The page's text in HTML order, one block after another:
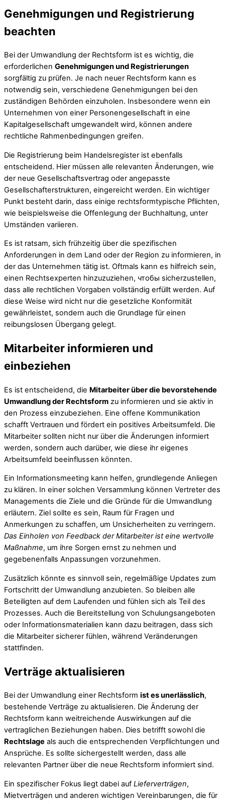
Genehmigungen und Registrierung
beachten
Bei der Umwandlung der Rechtsform ist es wichtig, die
erforderlichen Genehmigungen und Registrierungen
sorgfältig zu prüfen. Je nach neuer Rechtsform kann es
notwendig sein, verschiedene Genehmigungen bei den
zuständigen Behörden einzuholen. Insbesondere wenn ein
Unternehmen von einer Personengesellschaft in eine
Kapitalgesellschaft umgewandelt wird, können andere
rechtliche Rahmenbedingungen greifen.
Die Registrierung beim Handelsregister ist ebenfalls
entscheidend. Hier müssen alle relevanten Änderungen, wie
der neue Gesellschaftsvertrag oder angepasste
Gesellschafterstrukturen, eingereicht werden. Ein wichtiger
Punkt besteht darin, dass einige rechtsformtypische Pflichten,
wie beispielsweise die Offenlegung der Buchhaltung, unter
Umständen variieren.
Es ist ratsam, sich frühzeitig über die spezifischen
Anforderungen in dem Land oder der Region zu informieren, in
der das Unternehmen tätig ist. Oftmals kann es hilfreich sein,
einen Rechtsexperten hinzuzuziehen, чтобы sicherzustellen,
dass alle rechtlichen Vorgaben vollständig erfüllt werden. Auf
diese Weise wird nicht nur die gesetzliche Konformität
gewährleistet, sondern auch die Grundlage für einen
reibungslosen Übergang gelegt.
Mitarbeiter informieren und
einbeziehen
Es ist entscheidend, die Mitarbeiter über die bevorstehende
Umwandlung der Rechtsform zu informieren und sie aktiv in
den Prozess einzubeziehen. Eine offene Kommunikation
schafft Vertrauen und fördert ein positives Arbeitsumfeld. Die
Mitarbeiter sollten nicht nur über die Änderungen informiert
werden, sondern auch darüber, wie diese ihr eigenes
Arbeitsumfeld beeinflussen könnten.
Ein Informationsmeeting kann helfen, grundlegende Anliegen
zu klären. In einer solchen Versammlung können Vertreter des
Managements die Ziele und die Gründe für die Umwandlung
erläutern. Ziel sollte es sein, Raum für Fragen und
Anmerkungen zu schaffen, um Unsicherheiten zu verringern.
Das Einholen von Feedback der Mitarbeiter ist eine wertvolle
Maßnahme, um ihre Sorgen ernst zu nehmen und
gegebenenfalls Anpassungen vorzunehmen.
Zusätzlich könnte es sinnvoll sein, regelmäßige Updates zum
Fortschritt der Umwandlung anzubieten. So bleiben alle
Beteiligten auf dem Laufenden und fühlen sich als Teil des
Prozesses. Auch die Bereitstellung von Schulungsangeboten
oder Informationsmaterialien kann dazu beitragen, dass sich
die Mitarbeiter sicherer fühlen, während Veränderungen
stattfinden.
Verträge aktualisieren
Bei der Umwandlung einer Rechtsform ist es unerlässlich,
bestehende Verträge zu aktualisieren. Die Änderung der
Rechtsform kann weitreichende Auswirkungen auf die
vertraglichen Beziehungen haben. Dies betrifft sowohl die
Rechtslage als auch die entsprechenden Verpflichtungen und
Ansprüche. Es sollte sichergestellt werden, dass alle
relevanten Partner über die neue Rechtsform informiert sind.
Ein spezifischer Fokus liegt dabei auf Lieferverträgen,
Mietverträgen und anderen wichtigen Vereinbarungen, die für